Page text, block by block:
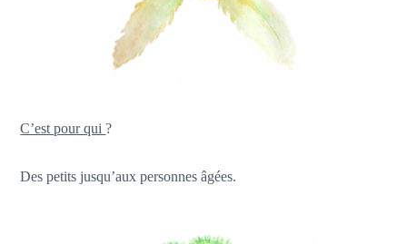
C’est pour qui?
Des petits jusqu’aux personnes âgées.